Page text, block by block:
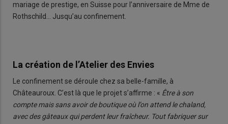
mariage de prestige, en Suisse pour l’anniversaire de Mme de
Rothschild… Jusqu’au confinement.
La création de l’Atelier des Envies
Le confinement se déroule chez sa belle-famille, à
Châteauroux. C’est là que le projet s’affirme : « Être à son
compte mais sans avoir de boutique où l’on attend le chaland,
avec des gâteaux qui perdent leur fraîcheur. Tout fabriquer sur